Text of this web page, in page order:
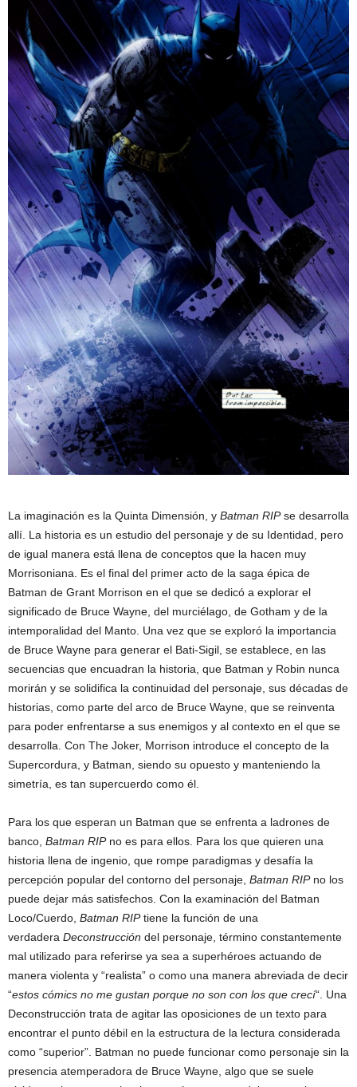
La imaginación es la Quinta Dimensión, y Batman RIPse desarrolla
allí. La historia es un estudio del personaje y de su Identidad, pero
de igual manera está llena de conceptos que la hacen muy
Morrisoniana. Es el final del primer acto de la saga épica de
Batman de Grant Morrison en el que se dedicó a explorar el
significado de Bruce Wayne, del murciélago, de Gotham y de la
intemporalidad del Manto. Una vez que se exploró la importancia
de Bruce Wayne para generar el Bati-Sigil, se establece, en las
secuencias que encuadran la historia, que Batman y Robin nunca
morirán y se solidifica la continuidad del personaje, sus décadas de
historias, como parte del arco de Bruce Wayne, que se reinventa
para poder enfrentarse a sus enemigos y al contexto en el que se
desarrolla. Con The Joker, Morrison introduce el concepto de la
Supercordura, y Batman, siendo su opuesto y manteniendo la
simetría, es tan supercuerdo como él.
Para los que esperan un Batman que se enfrenta a ladrones de
banco, Batman RIPno es para ellos. Para los que quieren una
historia llena de ingenio, que rompe paradigmas y desafía la
percepción popular del contorno del personaje, Batman RIPno los
puede dejar más satisfechos. Con la examinación del Batman
Loco/Cuerdo, Batman RIPtiene la función de una
verdadera Deconstrucción del personaje, término constantemente
mal utilizado para referirse ya sea a superhéroes actuando de
manera violenta y “realista” o como una manera abreviada de decir
“estos cómics no me gustan porque no son con los que crecí“. Una
Deconstrucción trata de agitar las oposiciones de un texto para
encontrar el punto débil en la estructura de la lectura considerada
como “superior”. Batman no puede funcionar como personaje sin la
presencia atemperadora de Bruce Wayne, algo que se suele